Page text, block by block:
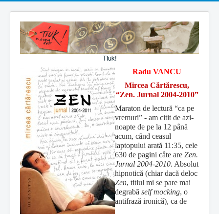
Tiuk!
Radu VANCU
Mircea Cărtărescu,
“Zen. Jurnal 2004-2010”
Maraton de lectură “ca pe
vremuri” - am citit de azi-
noapte de pe la 12 până
acum, când ceasul
laptopului arată 11:35, cele
630 de pagini câte are Zen.
Jurnal 2004-2010. Absolut
hipnotică (chiar dacă deloc
Zen, titlul mi se pare mai
degrabă self mocking, o
antifrază ironică), ca de